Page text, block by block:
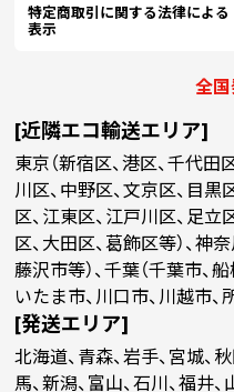
特定商取引に関する法律による
表示
全
[近隣エコ輸送エリア]
東京（新宿区、港区、千代田
川区、中野区、文京区、目黒
区、江東区、江戸川区、足立
区、大田区、葛飾区等）、神
藤沢市等）、千葉（千葉市、
いたま市、川口市、川越市、
[発送エリア]
北海道、青森、岩手、宮城、
馬、新潟、富山、石川、福井